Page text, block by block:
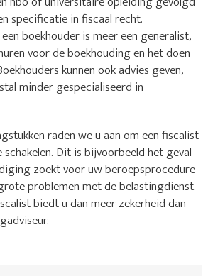
specificatie in fiscaal recht.
een boekhouder is meer een generalist,
voor de boekhouding en het doen
kunnen ook advies geven,
minder gespecialiseerd in
raden we u aan om een fiscalist
Dit is bijvoorbeeld het geval
zoekt voor uw beroepsprocedure
problemen met de belastingdienst.
biedt u dan meer zekerheid dan